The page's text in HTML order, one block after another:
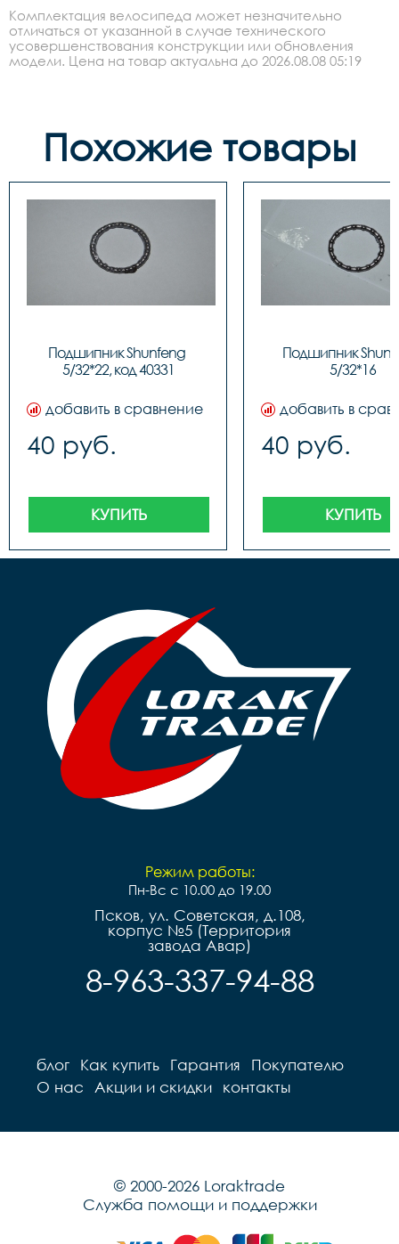
Комплектация велосипеда может незначительно
отличаться от указанной в случае технического
усовершенствования конструкции или обновления
модели. Цена на товар актуальна до 2026.08.08 05:19
Похожие товары
Подшипник Shunfeng
5/32*22, код 40331
добавить в сравнение
40 руб.
КУПИТЬ
Подшипник
5/32*16
добавить в
40 руб.
КУПИТЬ
Режим работы:
Пн-Вс с 10.00 до 19.00
Псков, ул. Советская, д.108,
корпус №5 (Территория
завода Авар)
8-963-337-94-88
блог Как купить Гарантия
Покупателю
О нас
Акции и скидки контакты
© 2000-2026 Loraktrade
Служба помощи и поддержки